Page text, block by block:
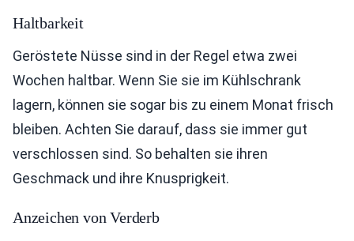
Haltbarkeit
Geröstete Nüsse sind in der Regel etwa zwei
Wochen haltbar. Wenn Sie sie im Kühlschrank
lagern, können sie sogar bis zu einem Monat frisch
bleiben. Achten Sie darauf, dass sie immer gut
verschlossen sind. So behalten sie ihren
Geschmack und ihre Knusprigkeit.
Anzeichen von Verderb